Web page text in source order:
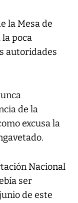
la Mesa de
poca
autoridades
de la
excusa la
Nacional
ser
de este